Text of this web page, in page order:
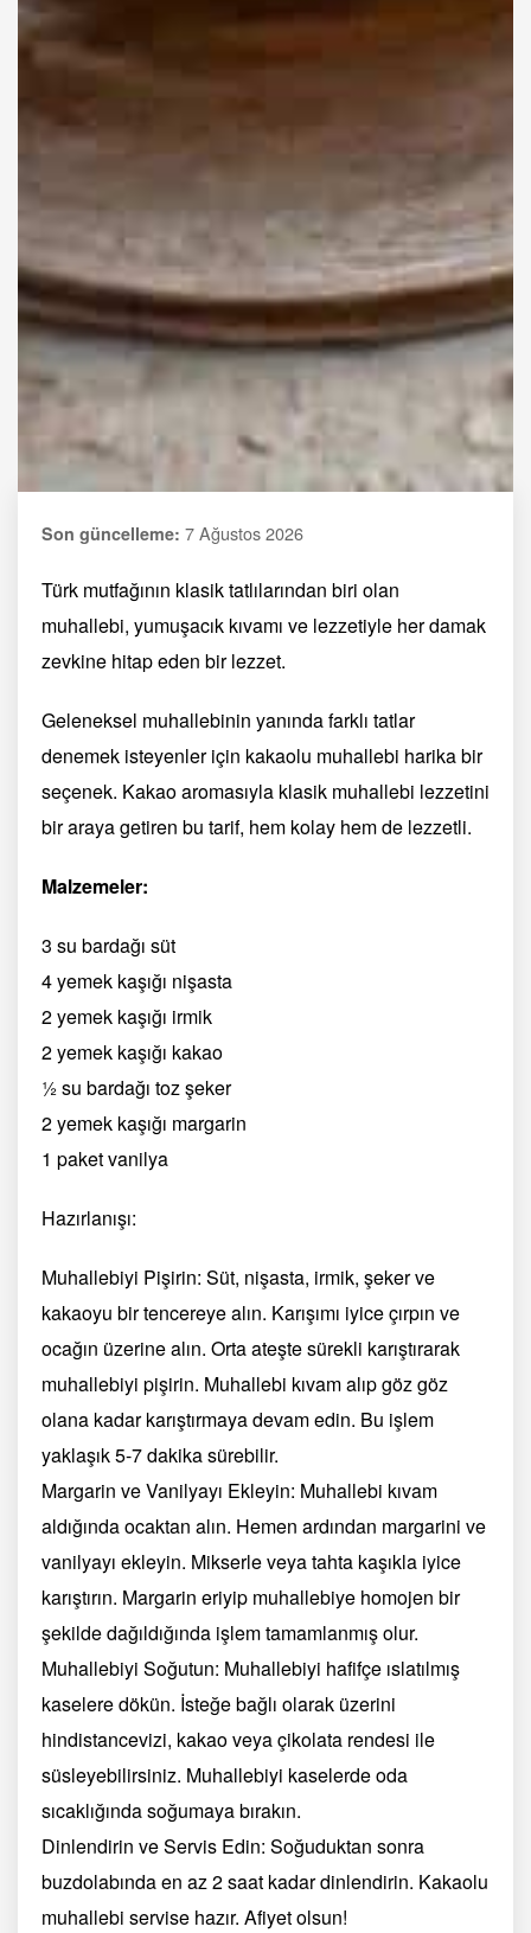
Son güncelleme: 7 Ağustos 2026
Türk mutfağının klasik tatlılarından biri olan
muhallebi, yumuşacık kıvamı ve lezzetiyle her damak
zevkine hitap eden bir lezzet.
Geleneksel muhallebinin yanında farklı tatlar
denemek isteyenler için kakaolu muhallebi harika bir
seçenek. Kakao aromasıyla klasik muhallebi lezzetini
bir araya getiren bu tarif, hem kolay hem de lezzetli.
Malzemeler:
3 su bardağı süt
4 yemek kaşığı nişasta
2 yemek kaşığı irmik
2 yemek kaşığı kakao
½ su bardağı toz şeker
2 yemek kaşığı margarin
1 paket vanilya
Hazırlanışı:
Muhallebiyi Pişirin: Süt, nişasta, irmik, şeker ve
kakaoyu bir tencereye alın. Karışımı iyice çırpın ve
ocağın üzerine alın. Orta ateşte sürekli karıştırarak
muhallebiyi pişirin. Muhallebi kıvam alıp göz göz
olana kadar karıştırmaya devam edin. Bu işlem
yaklaşık 5-7 dakika sürebilir.
Margarin ve Vanilyayı Ekleyin: Muhallebi kıvam
aldığında ocaktan alın. Hemen ardından margarini ve
vanilyayı ekleyin. Mikserle veya tahta kaşıkla iyice
karıştırın. Margarin eriyip muhallebiye homojen bir
şekilde dağıldığında işlem tamamlanmış olur.
Muhallebiyi Soğutun: Muhallebiyi hafifçe ıslatılmış
kaselere dökün. İsteğe bağlı olarak üzerini
hindistancevizi, kakao veya çikolata rendesi ile
süsleyebilirsiniz. Muhallebiyi kaselerde oda
sıcaklığında soğumaya bırakın.
Dinlendirin ve Servis Edin: Soğuduktan sonra
buzdolabında en az 2 saat kadar dinlendirin. Kakaolu
muhallebi servise hazır. Afiyet olsun!